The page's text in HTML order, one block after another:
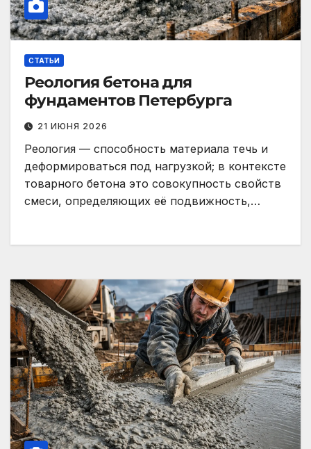
СТАТЬИ
Реология бетона для
фундаментов Петербурга
21 ИЮНЯ 2026
Реология — способность материала течь и
деформироваться под нагрузкой; в контексте
товарного бетона это совокупность свойств
смеси, определяющих её подвижность,…